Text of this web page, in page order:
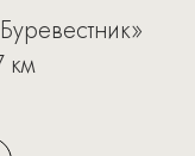
км